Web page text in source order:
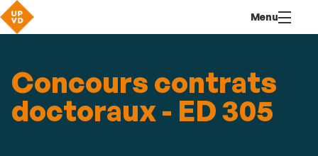
contenu
Menu
Concours contrats
doctoraux - ED 305